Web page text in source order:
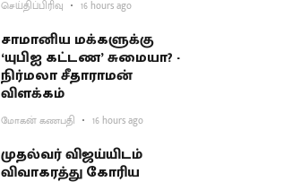
செய்திப்பிரிவு 16 hours ago
சாமானிய மக்களுக்கு
‘யுபிஐ கட்டண’ சுமையா? -
நிர்மலா சீதாராமன்
விளக்கம்
மோகன் கணபதி 16 hours ago
முதல்வர் விஜய்யிடம்
விவாகரத்து கோரிய